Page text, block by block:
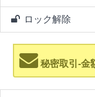
ロック解除
秘密取引-金